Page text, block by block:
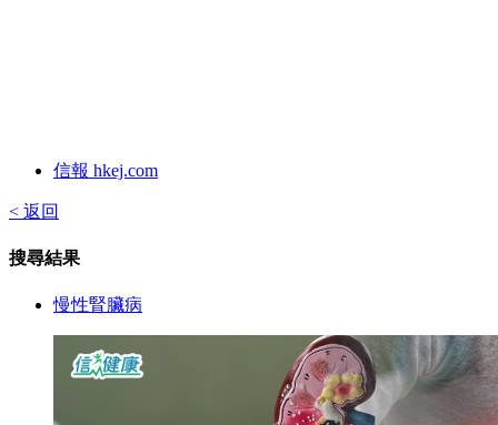
信報 hkej.com
< 返回
搜尋結果
慢性腎臟病